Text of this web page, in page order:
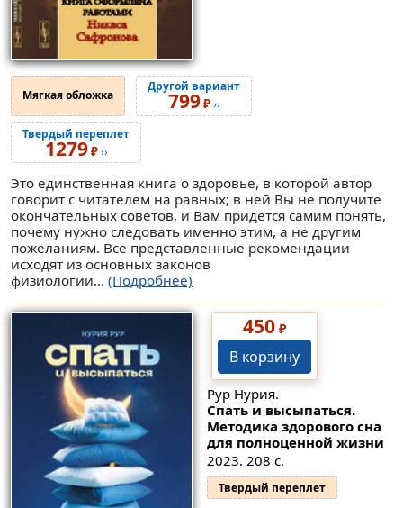
Мягкая обложка
Другой вариант
799₽››
Твердый переплет
1279₽››
Это единственная книга о здоровье, в которой автор
говорит с читателем на равных; в ней Вы не получите
окончательных советов, и Вам придется самим понять,
почему нужно следовать именно этим, а не другим
пожеланиям. Все представленные рекомендации
исходят из основных законов
физиологии... (Подробнее)
450₽
В корзину
Рур Нурия.
Спать и высыпаться.
Методика здорового сна
для полноценной жизни
2023. 208 с.
Твердый переплет